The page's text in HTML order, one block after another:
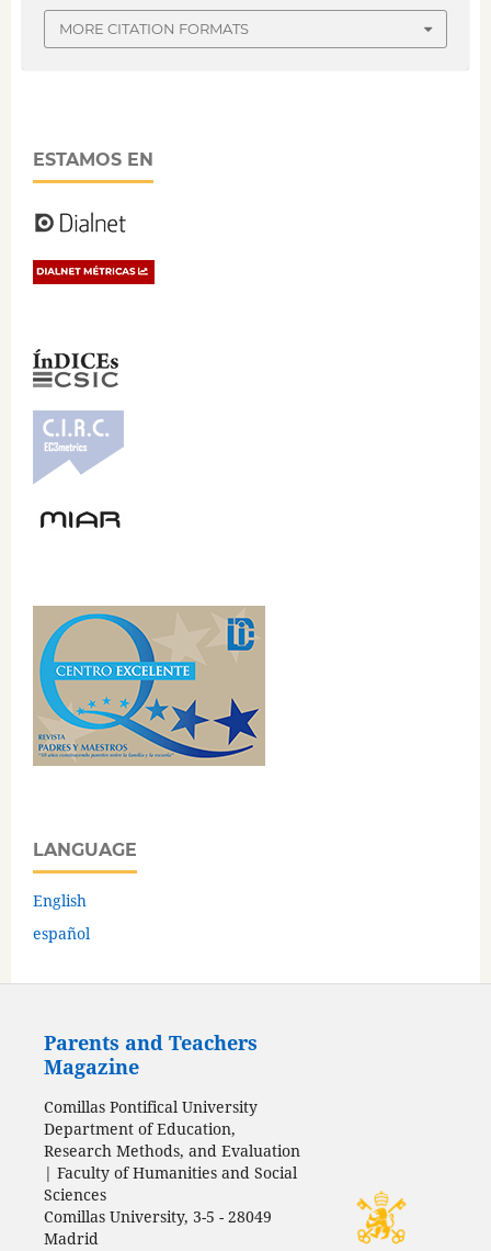
MORE CITATION FORMATS
ESTAMOS EN
LANGUAGE
English
español
Parents and Teachers
Magazine
Comillas Pontifical University
Department of Education,
Research Methods, and Evaluation
| Faculty of Humanities and Social
Sciences
Comillas University, 3-5 - 28049
Madrid